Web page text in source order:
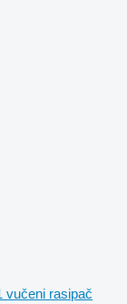
vučeni rasipač